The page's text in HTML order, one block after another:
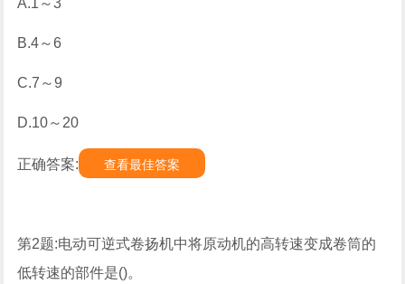
A.1～3
B.4～6
C.7～9
D.10～20
正确答案: 查看最佳答案
第2题:电动可逆式卷扬机中将原动机的高转速变成卷筒的
低转速的部件是()。